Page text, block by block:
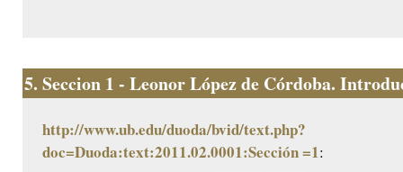
5. Seccion 1 - Leonor López de Córdoba.
http://www.ub.edu/duoda/bvid/text.php?
doc=Duoda:text:2011.02.0001:Sección =1: